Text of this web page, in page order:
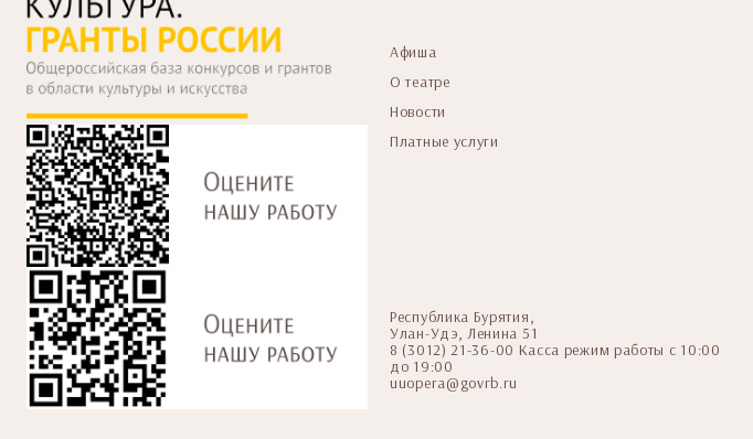
Афиша
О театре
Новости
Платные услуги
Республика Бурятия,
Улан-Удэ, Ленина 51
8 (3012) 21-36-00 Касса режим работы с 10:00
до 19:00
uuopera@govrb.ru